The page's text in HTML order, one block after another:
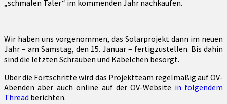
„schmalen Taler“ im kommenden Jahr nachkaufen.
Wir haben uns vorgenommen, das Solarprojekt dann im neuen
Jahr – am Samstag, den 15. Januar – fertigzustellen. Bis dahin
sind die letzten Schrauben und Käbelchen besorgt.
Über die Fortschritte wird das Projektteam regelmäßig auf OV-
Abenden aber auch online auf der OV-Website in folgendem
Thread berichten.